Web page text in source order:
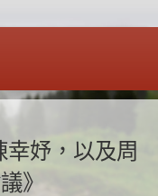
妤，以及周
》